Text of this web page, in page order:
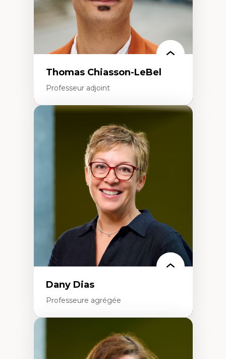
Thomas Chiasson-LeBel
Professeur adjoint
Théories du développement
Économie politique comparée
Élites économiques
Sociologie économique
Extractivisme
Classes sociales
Mouvements sociaux
Théories de l’État
Dany Dias
Professeure agrégée
Pédagogies critiques et justice sociale
Éthique relationnelle et sollicitude en